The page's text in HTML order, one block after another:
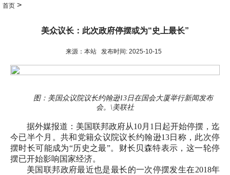
首页 >
美众议长：此次政府停摆或为“史上最长”
来源：本站 发布时间: 2025-10-15
图：美国众议院议长约翰逊13日在国会大厦举行新闻发布
会。\美联社
据外媒报道：美国联邦政府从10月1日起开始停摆，迄
今已半个月。共和党籍众议院议长约翰逊13日称，此次停
摆时长可能成为“历史之最”。财长贝森特表示，这一轮停
摆已开始影响国家经济。
美国联邦政府最近也是最长的一次停摆发生在2018年